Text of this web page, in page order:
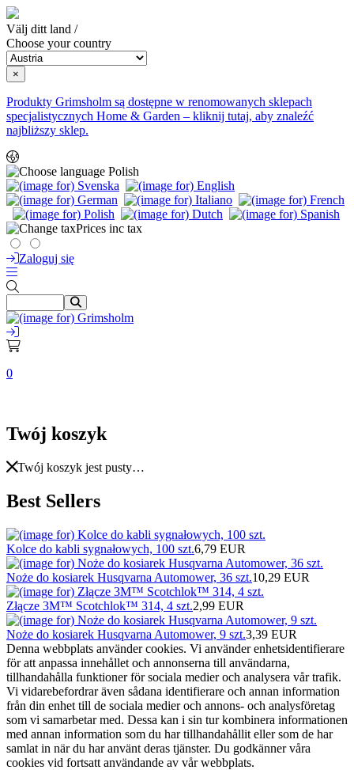
Välj ditt land /
Choose your country
×
Produkty Grimsholm są dostępne w renomowanych sklepach
specjalistycznych Home & Garden – kliknij tutaj, aby znaleźć
najbliższy sklep.
Polish
Prices inc tax
Zaloguj się
0
Twój koszyk
Twój koszyk jest pusty…
Best Sellers
Kolce do kabli sygnałowych, 100 szt.6,79 EUR
Noże do kosiarek Husqvarna Automower, 36 szt.10,29 EUR
Złącze 3M™ Scotchlok™ 314, 4 szt.2,99 EUR
Noże do kosiarek Husqvarna Automower, 9 szt.3,39 EUR
Denna webbplats använder cookies. Vi använder enhetsidentifierare
för att anpassa innehållet och annonserna till användarna,
tillhandahålla funktioner för sociala medier och analysera vår trafik.
Vi vidarebefordrar även sådana identifierare och annan information
från din enhet till de sociala medier och annons- och analysföretag
som vi samarbetar med. Dessa kan i sin tur kombinera informationen
med annan information som du har tillhandahållit eller som de har
samlat in när du har använt deras tjänster. Du godkänner våra
cookies vid fortsatt användande av vår webbplats.